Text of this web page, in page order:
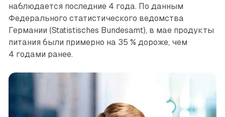
наблюдается последние 4 года. По данным
Федерального статистического ведомства
Германии (Statistisches Bundesamt), в мае продукты
питания были примерно на 35 % дороже, чем
4 годами ранее.